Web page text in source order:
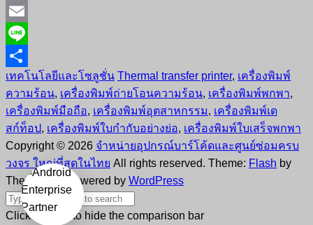
Facebook
Email
Line
Share
เทคโนโลยีและโซลูชั่น Thermal transfer printer, เครื่องพิมพ์
ความร้อน, เครื่องพิมพ์ถ่ายโอนความร้อน, เครื่องพิมพ์พกพา,
เครื่องพิมพ์มือถือ, เครื่องพิมพ์อุตสาหกรรม, เครื่องพิมพ์เด
สก์ท็อป, เครื่องพิมพ์ใบกำกับอย่างย่อ, เครื่องพิมพ์ใบเสร็จพกพา
Copyright © 2026 จำหน่ายอุปกรณ์บาร์โค้ดและศูนย์ซ่อมครบ
วงจร ใหญ่ที่สุดในไทย All rights reserved. Theme: Flash by
ThemeGrill. Powered by WordPress
Click outside to hide the comparison bar